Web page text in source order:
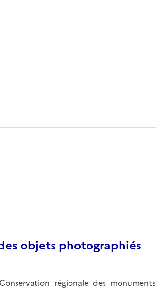
objets photographiés
régionale des monuments